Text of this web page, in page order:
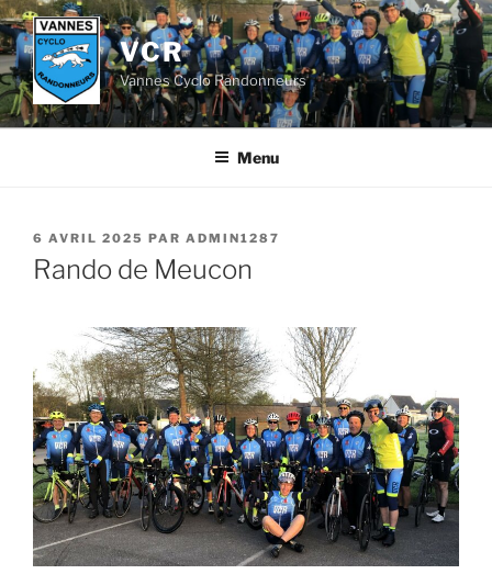
Aller
au
contenu
principal
VCR
Vannes Cyclo Randonneurs
Menu
PUBLIÉ
LE
6 AVRIL 2025 PAR ADMIN1287
Rando de Meucon